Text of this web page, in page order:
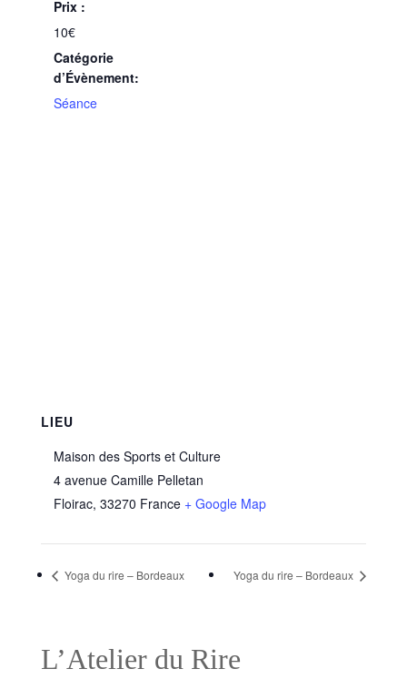
Prix :
10€
Catégorie
d’Évènement:
Séance
LIEU
Maison des Sports et Culture
4 avenue Camille Pelletan
Floirac, 33270 France + Google Map
Yoga du rire – Bordeaux Yoga du rire – Bordeaux
L’Atelier du Rire